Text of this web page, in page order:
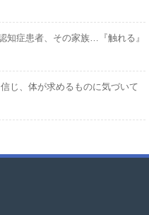
知症患者、その家族…『触れる』
じ、体が求めるものに気づいて